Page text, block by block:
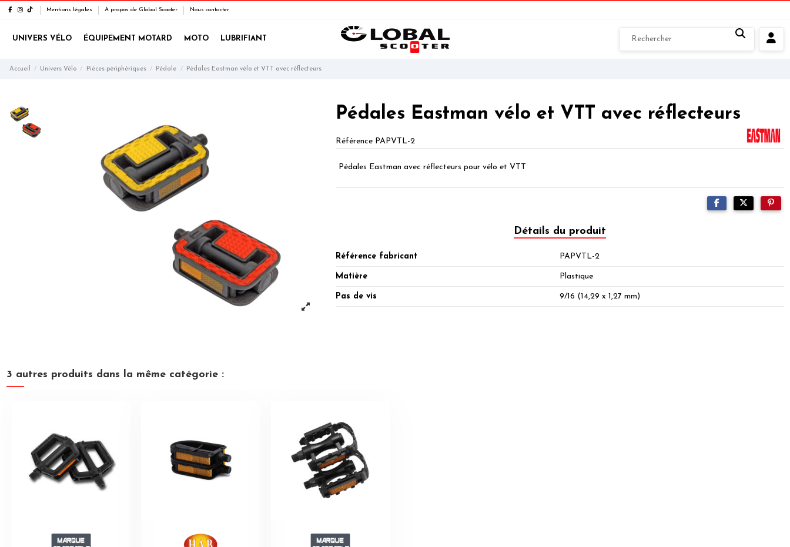
Mentions légales A propos de Global Scooter Nous contacter
UNIVERS VÉLO ÉQUIPEMENT MOTARD MOTO LUBRIFIANT
Accueil Univers Vélo Pièces périphériques Pédale Pédales Eastman vélo et VTT avec réflecteurs
Pédales Eastman vélo et VTT avec réflecteurs
Référence PAPVTL-2
Pédales Eastman avec réflecteurs pour vélo et VTT
Détails du produit
Référence fabricant PAPVTL-2
Matière Plastique
Pas de vis 9/16 (14,29 x 1,27 mm)
3 autres produits dans la même catégorie :